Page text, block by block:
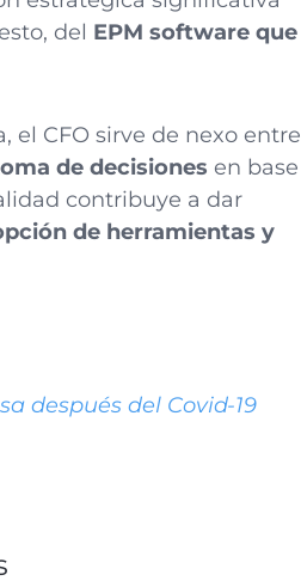
del EPM software que
el CFO sirve de nexo entre
de decisiones en base
contribuye a dar
de herramientas y
después del Covid-19